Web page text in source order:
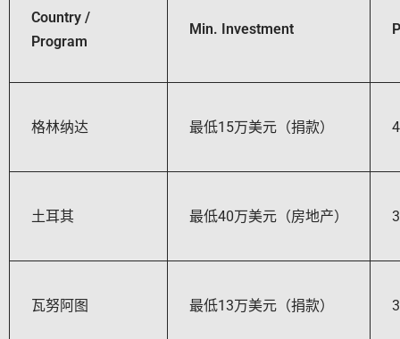
Country /
Program
Min. Investment
格林纳达 最低15万美元（捐款）
土耳其 最低40万美元（房地产）
瓦努阿图 最低13万美元（捐款）